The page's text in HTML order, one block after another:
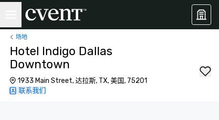
场地
Hotel Indigo Dallas
Downtown
1933 Main Street, 达拉斯, TX, 美国, 75201
联系我们